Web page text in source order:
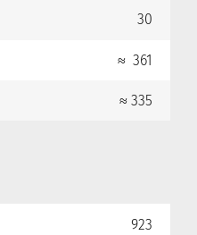
30
≈ 361
≈ 335
923